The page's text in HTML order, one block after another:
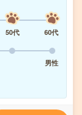
50代
60代
男性